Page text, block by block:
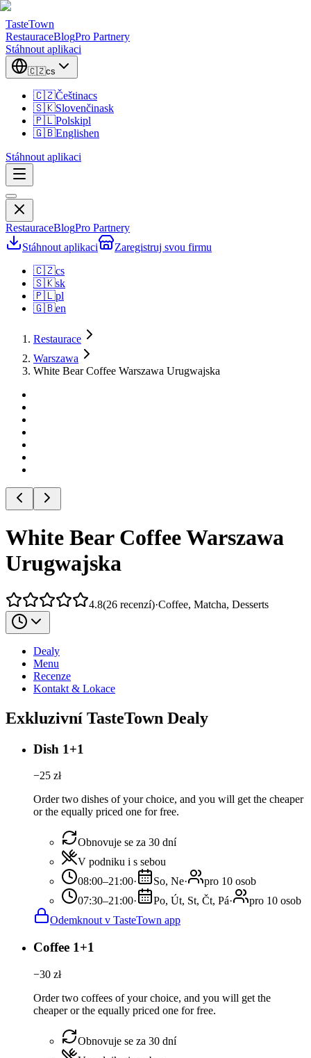
TasteTown
RestauraceBlogPro Partnery
Stáhnout aplikaci
🇨🇿cs
🇨🇿Češtinacs
🇸🇰Slovenčinask
🇵🇱Polskipl
🇬🇧Englishen
Stáhnout aplikaci
RestauraceBlogPro Partnery
Stáhnout aplikaci
Zaregistruj svou firmu
🇨🇿cs
🇸🇰sk
🇵🇱pl
🇬🇧en
Restaurace
Warszawa
White Bear Coffee Warszawa Urugwajska
White Bear Coffee Warszawa
Urugwajska
4.8(26 recenzí)·Coffee, Matcha, Desserts
Dealy
Menu
Recenze
Kontakt & Lokace
Exkluzivní TasteTown Dealy
Dish 1+1
−25 zł
Order two dishes of your choice, and you will get the cheaper
or the equally priced one for free.
Obnovuje se za 30 dní
V podniku i s sebou
08:00–21:00· So, Ne·
pro 10 osob
07:30–21:00· Po, Út, St, Čt, Pá·
pro 10 osob
Odemknout v TasteTown app
Coffee 1+1
−30 zł
Order two coffees of your choice, and you will get the
cheaper or the equally priced one for free.
Obnovuje se za 30 dní